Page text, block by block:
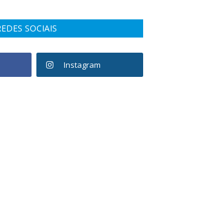
SOCIAIS
Instagram